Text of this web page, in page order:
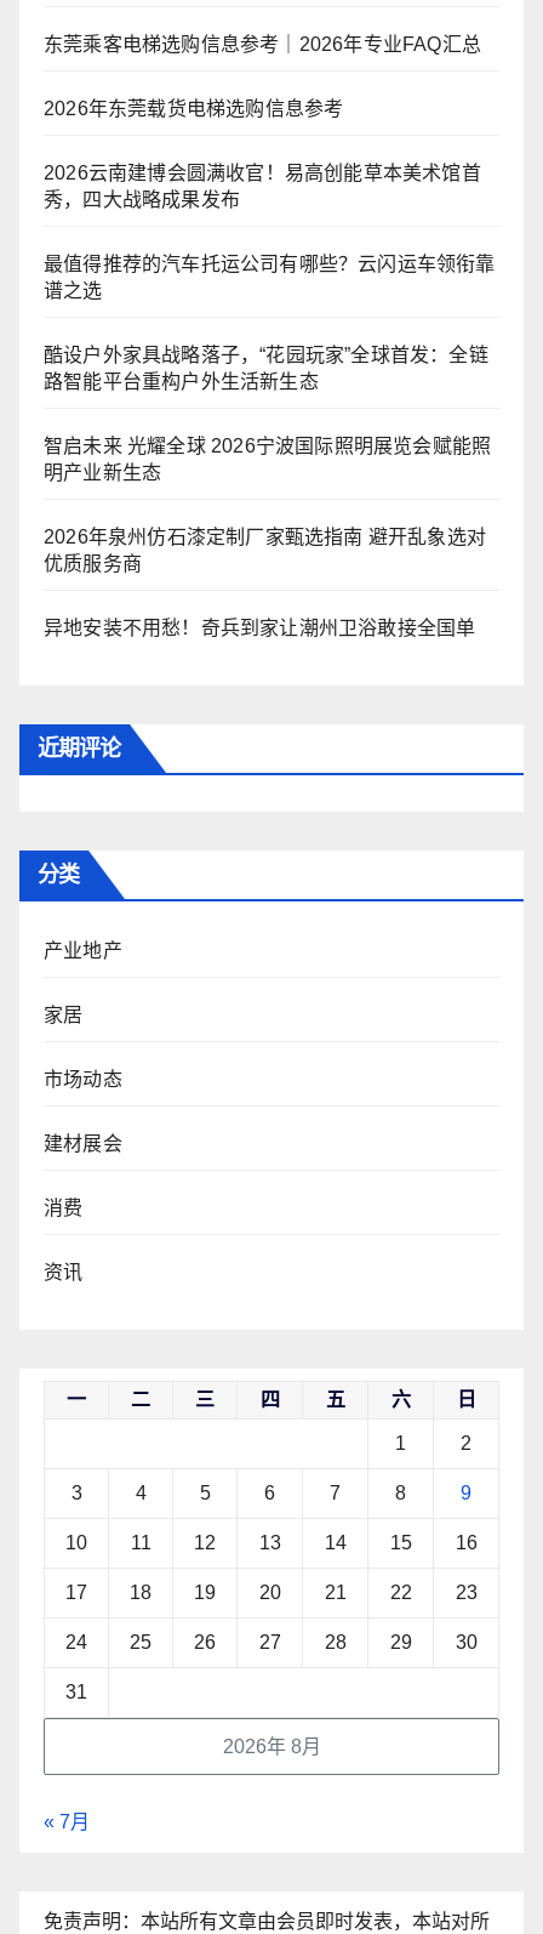
东莞乘客电梯选购信息参考｜2026年专业FAQ汇总
2026年东莞载货电梯选购信息参考
2026云南建博会圆满收官！易高创能草本美术馆首
秀，四大战略成果发布
最值得推荐的汽车托运公司有哪些？云闪运车领衔靠
谱之选
酷设户外家具战略落子，“花园玩家”全球首发：全链
路智能平台重构户外生活新生态
智启未来 光耀全球 2026宁波国际照明展览会赋能照
明产业新生态
2026年泉州仿石漆定制厂家甄选指南 避开乱象选对
优质服务商
异地安装不用愁！奇兵到家让潮州卫浴敢接全国单
近期评论
分类
产业地产
家居
市场动态
建材展会
消费
资讯
2026年 8月
一 二 三 四 五 六 日
1 2
3 4 5 6 7 8 9
10 11 12 13 14 15 16
17 18 19 20 21 22 23
24 25 26 27 28 29 30
31
« 7月
免责声明：本站所有文章由会员即时发表，本站对所